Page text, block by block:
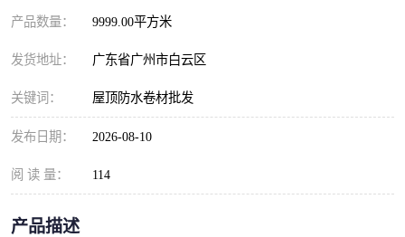
产品数量： 9999.00平方米
发货地址： 广东省广州市白云区
关键词： 屋顶防水卷材批发
发布日期： 2026-08-10
阅 读 量： 114
产品描述